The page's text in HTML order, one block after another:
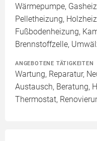
Wärmepumpe,
Pelletheizung,
Fußbodenheizung,
Brennstoffzelle,
ANGEBOTENE TÄTIGKEITEN
Wartung, Reparatur,
Austausch, Beratung,
Thermostat,